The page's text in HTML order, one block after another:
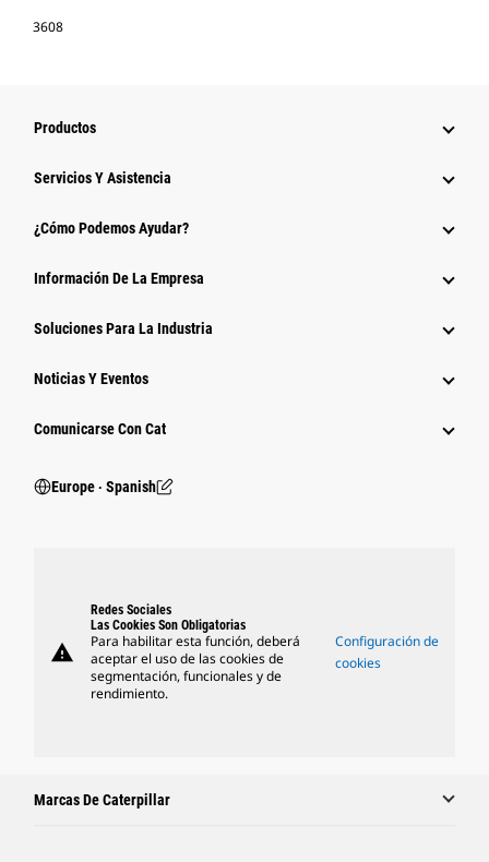
3608
Productos
Servicios Y Asistencia
¿Cómo Podemos Ayudar?
Información De La Empresa
Soluciones Para La Industria
Noticias Y Eventos
Comunicarse Con Cat
Europe ‧ Spanish
warning
Redes Sociales
Las Cookies Son Obligatorias
Para habilitar esta función, deberá
aceptar el uso de las cookies de
segmentación, funcionales y de
rendimiento.
Configuración de
cookies
Marcas De Caterpillar